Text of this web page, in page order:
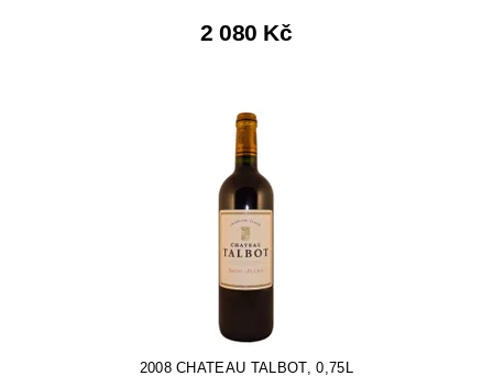
2 080 Kč
2008 CHATEAU TALBOT, 0,75L